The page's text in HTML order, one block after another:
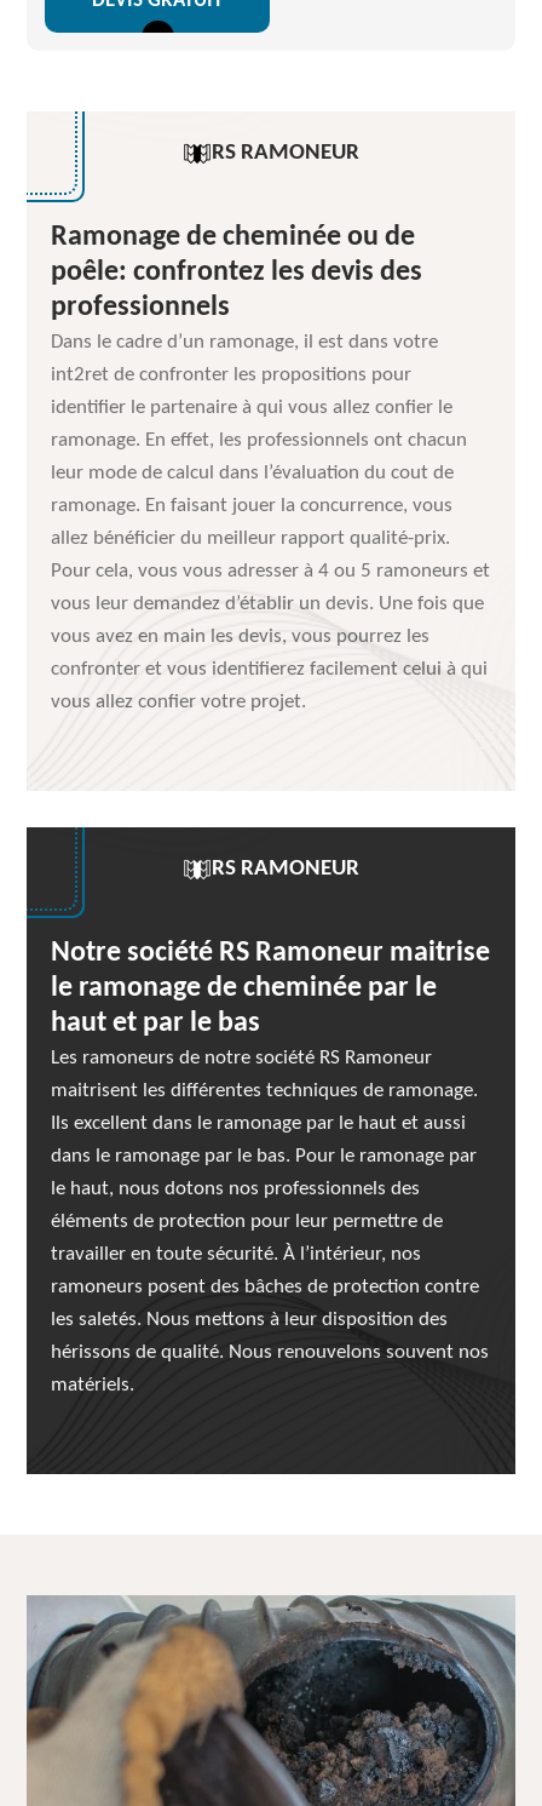
RS RAMONEUR
Ramonage de cheminée ou de
poêle: confrontez les devis des
professionnels
Dans le cadre d’un ramonage, il est dans votre
int2ret de confronter les propositions pour
identifier le partenaire à qui vous allez confier le
ramonage. En effet, les professionnels ont chacun
leur mode de calcul dans l’évaluation du cout de
ramonage. En faisant jouer la concurrence, vous
allez bénéficier du meilleur rapport qualité-prix.
Pour cela, vous vous adresser à 4 ou 5 ramoneurs et
vous leur demandez d’établir un devis. Une fois que
vous avez en main les devis, vous pourrez les
confronter et vous identifierez facilement celui à qui
vous allez confier votre projet.
RS RAMONEUR
Notre société RS Ramoneur maitrise
le ramonage de cheminée par le
haut et par le bas
Les ramoneurs de notre société RS Ramoneur
maitrisent les différentes techniques de ramonage.
Ils excellent dans le ramonage par le haut et aussi
dans le ramonage par le bas. Pour le ramonage par
le haut, nous dotons nos professionnels des
éléments de protection pour leur permettre de
travailler en toute sécurité. À l’intérieur, nos
ramoneurs posent des bâches de protection contre
les saletés. Nous mettons à leur disposition des
hérissons de qualité. Nous renouvelons souvent nos
matériels.